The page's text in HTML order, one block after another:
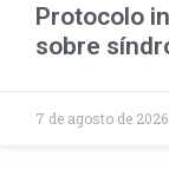
Protocolo
sobre
7 de agosto de 2026